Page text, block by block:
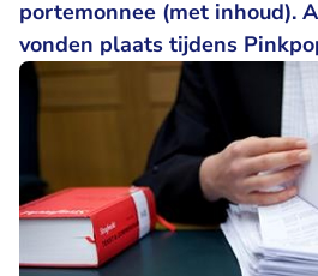
portemonnee (met inhoud).
vonden plaats tijdens